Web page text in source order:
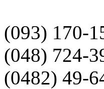
(093) 170-
(048) 724-
(0482) 49-